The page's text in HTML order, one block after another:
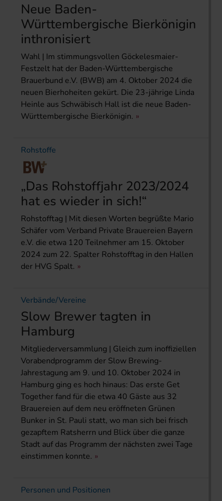
Neue Baden-
Württembergische Bierkönigin
inthronisiert
Wahl | Im stimmungsvollen Göckelesmaier-
Festzelt hat der Baden-Württembergische
Brauerbund e.V. (BWB) am 4. Oktober 2024 die
neuen Bierhoheiten gekürt. Die 23-jährige Linda
Heinle aus Schwäbisch Hall ist die neue Baden-
Württembergische Bierkönigin.
Rohstoffe
„Das Rohstoffjahr 2023/2024
hat es wieder in sich!“
Rohstofftag | Mit diesen Worten begrüßte Mario
Schäfer vom Verband Private Brauereien Bayern
e.V. die etwa 120 Teilnehmer am 15. Oktober
2024 zum 22. Spalter Rohstofftag in den Hallen
der HVG Spalt.
Verbände/Vereine
Slow Brewer tagten in
Hamburg
Mitgliederversammlung | Gleich zum inoffiziellen
Vorabendprogramm der Slow Brewing-
Jahrestagung am 9. und 10. Oktober 2024 in
Hamburg ging es hoch hinaus: Das erste Get
Together fand für die etwa 40 Gäste aus 32
Brauereien auf dem neu eröffneten Grünen
Bunker in St. Pauli statt, wo man sich bei frisch
gezapftem Ratsherrn und Blick über die ganze
Stadt auf das Programm der nächsten zwei Tage
einstimmen konnte.
Personen und Positionen